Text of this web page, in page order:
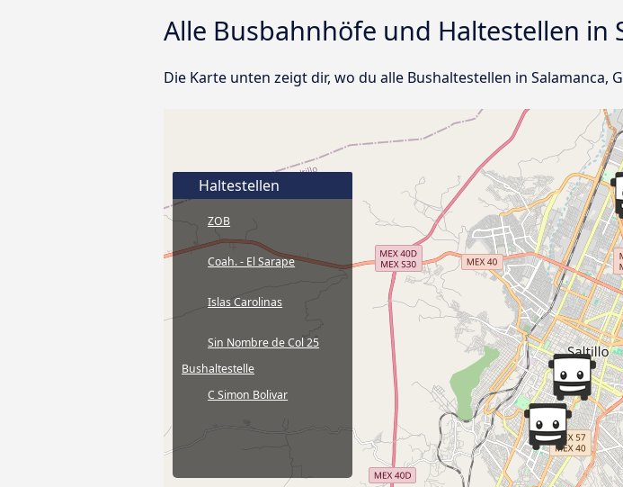
Alle Busbahnhöfe und Haltestellen in
Die Karte unten zeigt dir, wo du alle Bushaltestellen in Salamanca,
Haltestellen
ZOB
Coah. - El Sarape
Islas Carolinas
Sin Nombre de Col 25
Bushaltestelle
C Simon Bolivar